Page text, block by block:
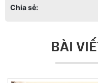
Chia sẻ:
BÀI